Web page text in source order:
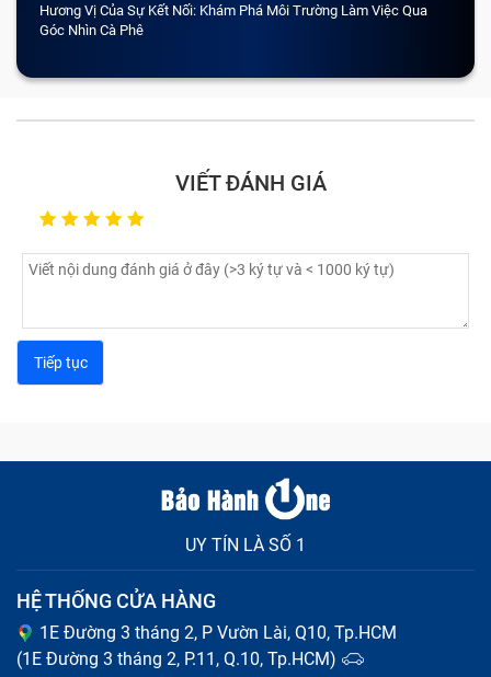
Hương Vị Của Sự Kết Nối: Khám Phá Môi Trường Làm Việc Qua
Góc Nhìn Cà Phê
VIẾT ĐÁNH GIÁ
UY TÍN LÀ SỐ 1
HỆ THỐNG CỬA HÀNG
1E Đường 3 tháng 2, P Vườn Lài, Q10, Tp.HCM
(1E Đường 3 tháng 2, P.11, Q.10, Tp.HCM)